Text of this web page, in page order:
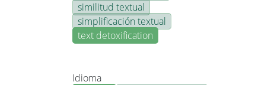
similitud textual
simplificación textual
text detoxification
Idioma